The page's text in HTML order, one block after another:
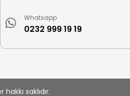
Whatsapp
0232 999 19 19
saklıdır.